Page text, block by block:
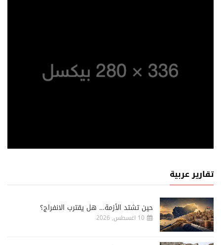
تقارير عربية
حين تشتد الأزمة… هل يقترب الانفراج؟
10 اغسطس, 2026